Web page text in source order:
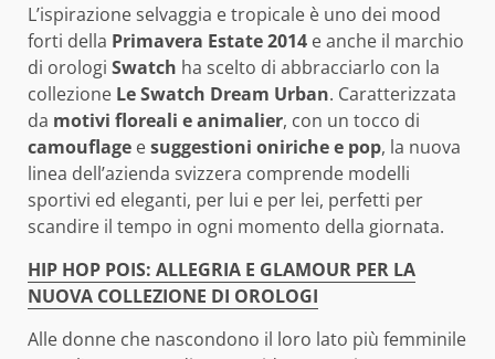
L’ispirazione selvaggia e tropicale è uno dei mood
forti della Primavera Estate 2014 e anche il marchio
di orologi Swatch ha scelto di abbracciarlo con la
collezione Le Swatch Dream Urban. Caratterizzata
da motivi floreali e animalier, con un tocco di
camouflage esuggestioni oniriche e pop, la nuova
linea dell’azienda svizzera comprende modelli
sportivi ed eleganti, per lui e per lei, perfetti per
scandire il tempo in ogni momento della giornata.
HIP HOP POIS: ALLEGRIA E GLAMOUR PER LA
NUOVA COLLEZIONE DI OROLOGI
Alle donne che nascondono il loro lato più femminile